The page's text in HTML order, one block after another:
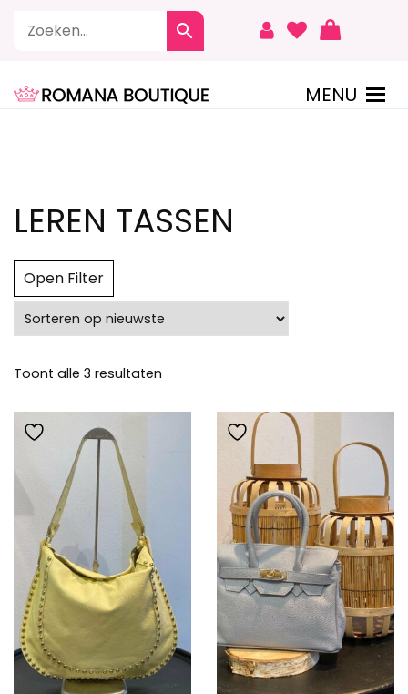
MENU
LEREN TASSEN
Open Filter
Toont alle 3 resultaten
nieuwste